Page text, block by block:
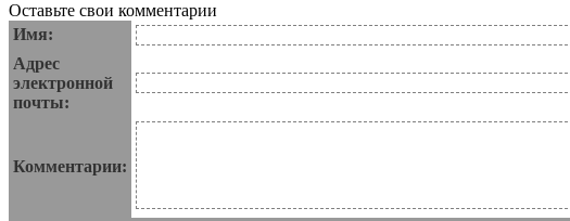
Оставьте свои комментарии
Имя:
Адрес
электронной
почты:
Комментарии: